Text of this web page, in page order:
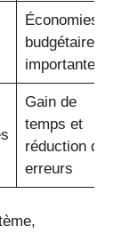
Économies
budgétaires
importantes
Gain de
temps et
réduction des
erreurs